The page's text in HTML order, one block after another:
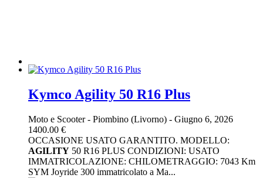
Kymco Agility 50 R16 Plus
Moto e Scooter- Piombino (Livorno) - Giugno 6, 2026
1400.00 €
OCCASIONE USATO GARANTITO. MODELLO:
AGILITY 50 R16 PLUS CONDIZIONI: USATO
IMMATRICOLAZIONE: CHILOMETRAGGIO: 7043 Km
SYM Joyride 300 immatricolato a Ma...